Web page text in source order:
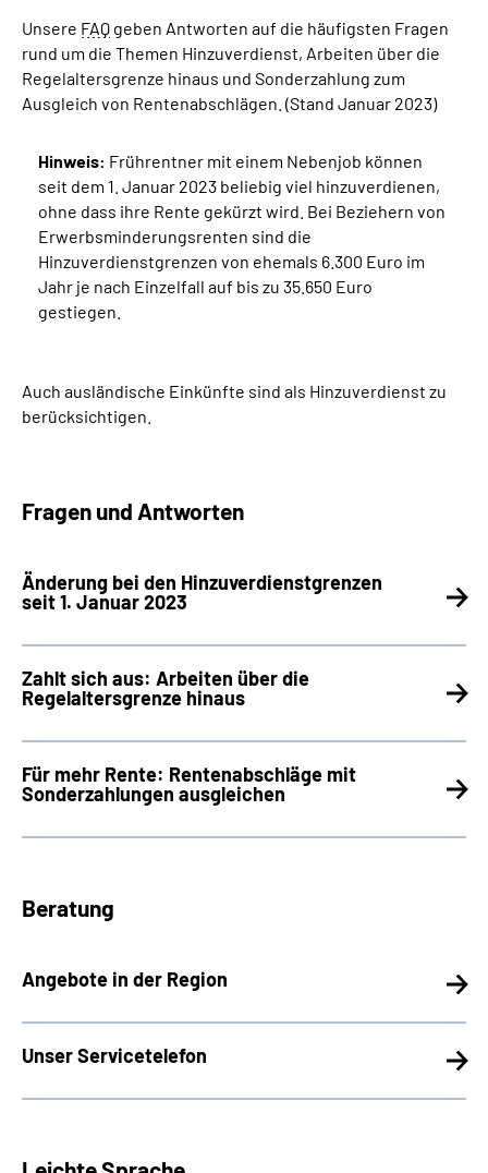
Suche
Language
Leichte Sprache
Mein Kundenportal
Unsere FAQ geben Antworten auf die häufigsten Fragen
rund um die Themen Hinzuverdienst, Arbeiten über die
Regelaltersgrenze hinaus und Sonderzahlung zum
Ausgleich von Rentenabschlägen. (Stand Januar 2023)
Hinweis: Frührentner mit einem Nebenjob können
seit dem 1. Januar 2023 beliebig viel hinzuverdienen,
ohne dass ihre Rente gekürzt wird. Bei Beziehern von
Erwerbsminderungsrenten sind die
Hinzuverdienstgrenzen von ehemals 6.300 Euro im
Jahr je nach Einzelfall auf bis zu 35.650 Euro
gestiegen.
Auch ausländische Einkünfte sind als Hinzuverdienst zu
berücksichtigen.
Fragen und Antworten
Änderung bei den Hinzuverdienstgrenzen
seit 1. Januar 2023
Zahlt sich aus: Arbeiten über die
Regelaltersgrenze hinaus
Für mehr Rente: Rentenabschläge mit
Sonderzahlungen ausgleichen
Beratung
Angebote in der Region
Unser Servicetelefon